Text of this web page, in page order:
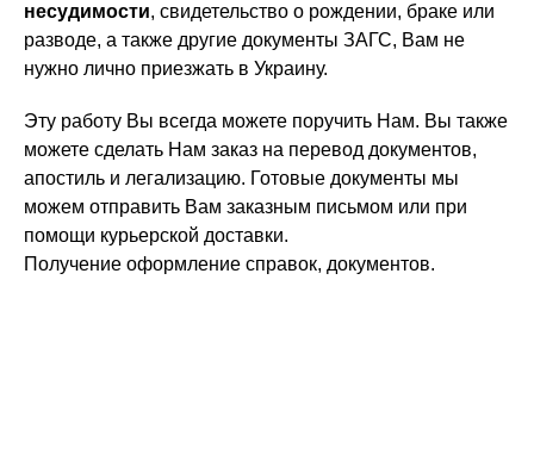
несудимости, свидетельство о рождении, браке или
разводе, а также другие документы ЗАГС, Вам не
нужно лично приезжать в Украину.
Эту работу Вы всегда можете поручить Нам. Вы также
можете сделать Нам заказ на перевод документов,
апостиль и легализацию. Готовые документы мы
можем отправить Вам заказным письмом или при
помощи курьерской доставки.
Получение оформление справок, документов.